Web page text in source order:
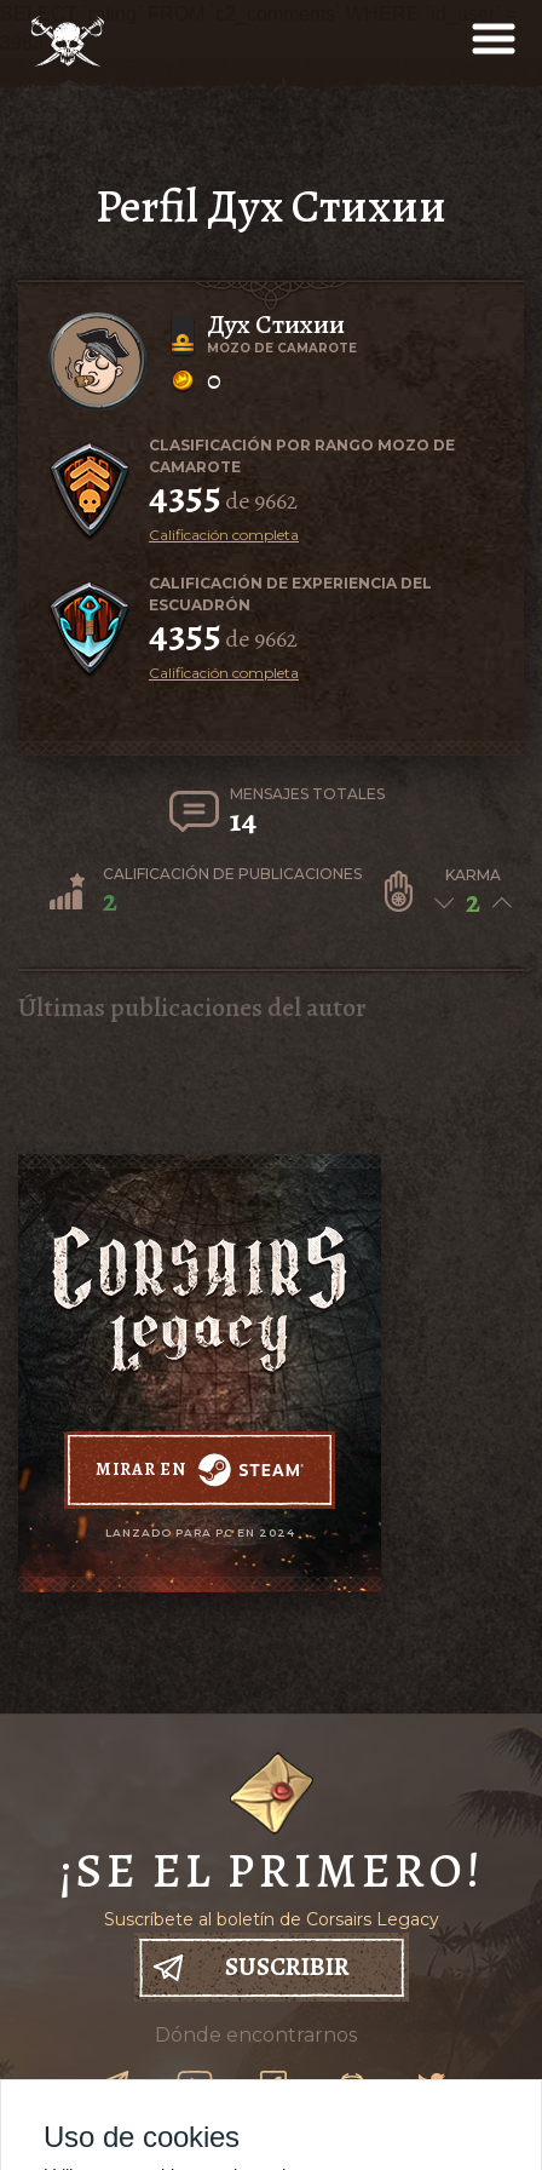
SELECT `rating` FROM `c2_comments` WHERE `id_user` =
3983
Perfil Дух Стихии
Дух Стихии
MOZO DE CAMAROTE
0
CLASIFICACIÓN POR RANGO MOZO DE
CAMAROTE
4355de 9662
Calificación completa
CALIFICACIÓN DE EXPERIENCIA DEL
ESCUADRÓN
4355de 9662
Calificación completa
MENSAJES TOTALES
14
CALIFICACIÓN DE PUBLICACIONES
2
KARMA
2
Últimas publicaciones del autor
MIRAR EN
LANZADO PARA PC EN 2024
¡SE EL PRIMERO!
Suscríbete al boletín de Corsairs Legacy
SUSCRIBIR
Dónde encontrarnos
Uso de cookies